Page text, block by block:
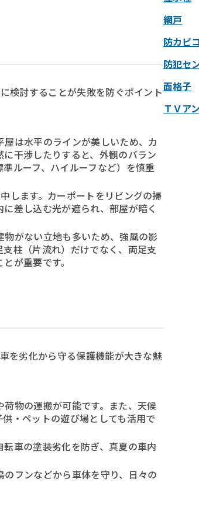
検討することが失敗を防ぐポイント
屋は水平のラインが美しいため、カ
干渉したりすると、外観のバラン
ルーフ、ハイルーフなど）を慎重
します。カーポートをリビングの掃
差し込む光が遮られ、部屋が暗く
物がない立地も多いため、強風の影
柱（片流れ）だけでなく、両足支
が重要です。
を劣化から守る保護機能が大きな魅
物の運搬が可能です。また、天候
・ペットの遊び場としても活用で
車の塗装劣化を防ぎ、真夏の車内
フンなどから車体を守り、日々の
網戸
防カビ
防犯セ
面格子
ＴＶア